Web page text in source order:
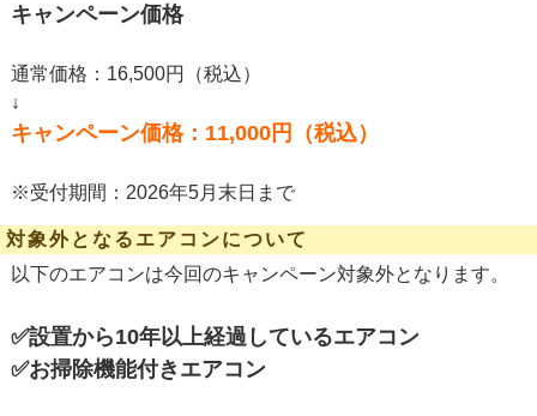
キャンペーン価格
通常価格：16,500円（税込）
↓
キャンペーン価格：11,000円（税込）
※受付期間：2026年5月末日まで
対象外となるエアコンについて
以下のエアコンは今回のキャンペーン対象外となります。
✅設置から10年以上経過しているエアコン
✅お掃除機能付きエアコン